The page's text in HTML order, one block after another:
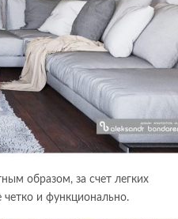
образом, за счет легких
и функционально.